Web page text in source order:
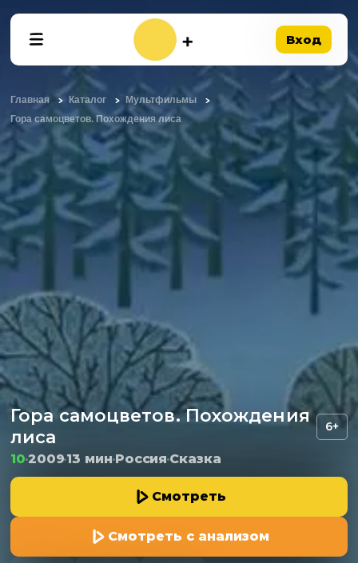
Вход
Главная Каталог
Мультфильмы
Гора самоцветов. Похождения лиса
Гора самоцветов. Похождения
лиса
6+
10 200913 мин РоссияСказка
Смотреть
Смотреть с анализом